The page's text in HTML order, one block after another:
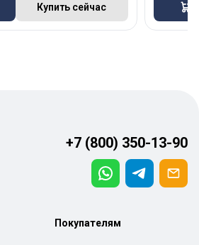
Купить сейчас
+7 (800) 350-13-90
Покупателям